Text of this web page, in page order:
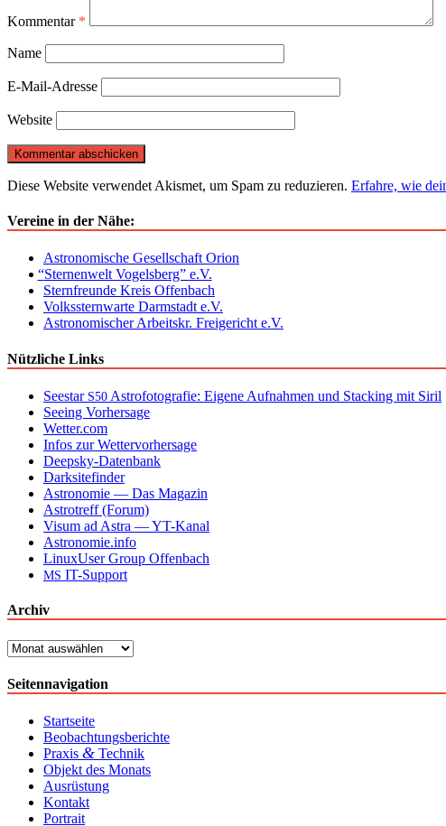
Kommentar *
Name
E-Mail-Adresse
Website
Diese Website verwendet Akismet, um Spam zu reduzieren. Erfahre, wie
Vereine in der Nähe:
Astronomische Gesellschaft Orion
“Sternenwelt Vogelsberg” e.V.
Sternfreunde Kreis Offenbach
Volkssternwarte Darmstadt e.V.
Astronomischer Arbeitskr. Freigericht e.V.
Nützliche Links
Seestar S50 Astrofotografie: Eigene Aufnahmen und Stacking mit Siril
Seeing Vorhersage
Wetter.com
Infos zur Wettervorhersage
Deepsky-Datenbank
Darksitefinder
Astronomie — Das Magazin
Astrotreff (Forum)
Visum ad Astra — YT-Kanal
Astronomie.info
LinuxUser Group Offenbach
MS IT-Support
Archiv
Archiv
Seitennavigation
Startseite
Beobachtungsberichte
Praxis & Technik
Objekt des Monats
Ausrüstung
Kontakt
Portrait